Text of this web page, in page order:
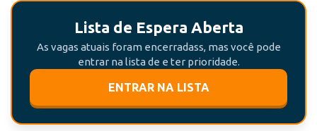
Lista de Espera Aberta
As vagas atuais foram encerradass, mas você pode
entrar na lista de e ter prioridade.
ENTRAR NA LISTA